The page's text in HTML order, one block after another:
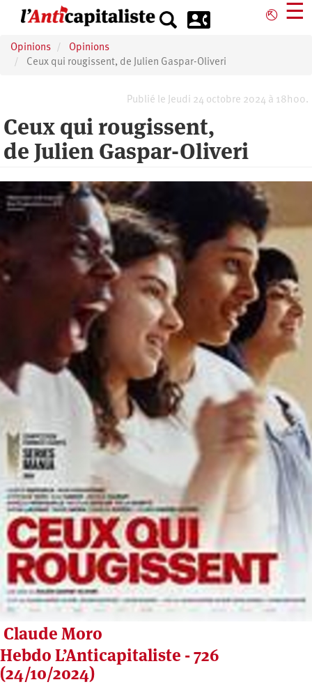
principal
⎋ ☰
Opinions
Opinions
Ceux qui rougissent, de Julien Gaspar-Oliveri
Publié le Jeudi 24 octobre 2024 à 18h00.
Ceux qui rougissent,
de Julien Gaspar-Oliveri
Claude Moro
Hebdo L’Anticapitaliste - 726
(24/10/2024)